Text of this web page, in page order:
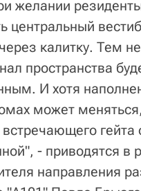
желании
центральный
калитку. Тем
пространства
И хотя
может
гейта
- приводятся в
направления